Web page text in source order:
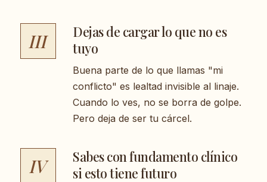
III
Dejas de cargar lo que no es
tuyo
Buena parte de lo que llamas "mi
conflicto" es lealtad invisible al linaje.
Cuando lo ves, no se borra de golpe.
Pero deja de ser tu cárcel.
IV
Sabes con fundamento clínico
si esto tiene futuro